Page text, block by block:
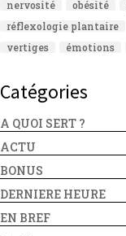
nervosité
obésité
réflexologie plantaire
vertiges
émotions
Catégories
A QUOI SERT ?
ACTU
BONUS
DERNIERE HEURE
EN BREF